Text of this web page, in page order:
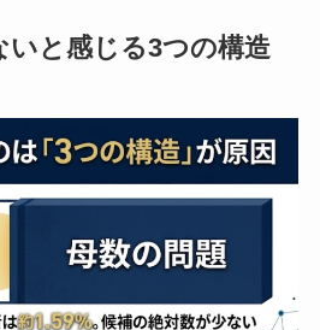
いと感じる3つの構造